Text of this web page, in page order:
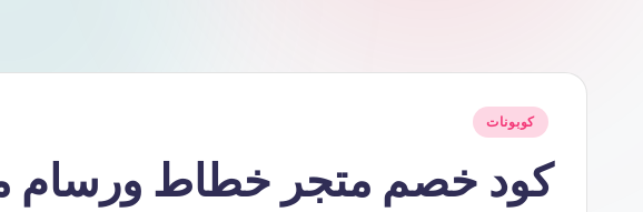
نُشركوبونات
كود خصم متجر خطاط ورسام